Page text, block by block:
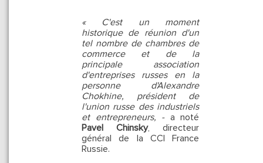
« C'est un moment
historique de réunion d'un
tel nombre de chambres de
commerce et de la
principale association
d'entreprises russes en la
personne d'Alexandre
Chokhine, président de
l'union russe des industriels
et entrepreneurs, - a noté
Pavel Chinsky, directeur
général de la CCI France
Russie.